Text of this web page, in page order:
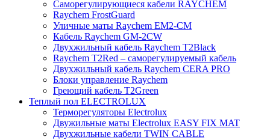
Саморегулирующиеся кабели RAYCHEM
Raychem FrostGuard
Уличные маты Raychem EM2-CM
Кабель Raychem GM-2CW
Двухжильный кабель Raychem T2Black
Raychem T2Red – саморегулируемый кабель
Двухжильный кабель Raychem CERA PRO
Блоки управление Raychem
Греющий кабель T2Green
Теплый пол ELECTROLUX
Терморегуляторы Electrolux
Двужильные маты Electrolux EASY FIX MAT
Двухжильные кабели TWIN CABLE